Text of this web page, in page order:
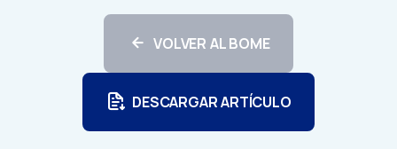
VOLVER AL BOME
DESCARGAR ARTÍCULO